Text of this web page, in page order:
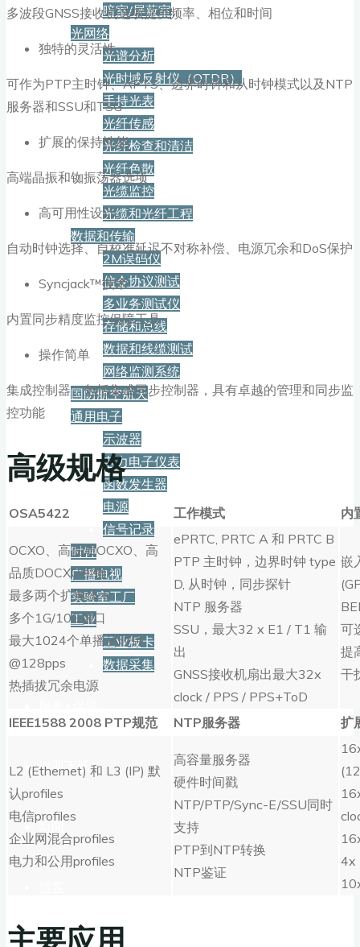
暗室/屏蔽室
光网络
光谱分析
光时域反射仪（OTDR）
手持光表
光纤传感
光纤检查和清洁
光纤色散
光缆监控
光缆和光纤工程
数据和传输
2M误码仪
信令协议测试
多业务测试仪
存储和总线
数据和线缆测试
网络监测系统
国防航空航天
通用电子
示波器
电力电子仪表
函数发生器
电源
信号记录
时钟
广播电视
实验室工厂
工业
工业板卡
数据采集
资源下载
多波段GNSS接收机选项提供频率、相位和时间
独特的灵活性
可作为PTP主时钟、APTS、边界时钟和从时钟模式以及NTP
服务器和SSU和TSG
扩展的保持性能
高端晶振和铷振荡器选项
高可用性设计
自动时钟选择、自校准延迟不对称补偿、电源冗余和DoS保护
Syncjack™技术
内置同步精度监控保障工具
操作简单
集成控制器，包括集成同步控制器，具有卓越的管理和同步监
控功能
高级规格
OSA5422 工作模式 内
OCXO、高品质OCXO、高
品质DOCXO和铷
最多两个扩展线卡
多个1G/10G端口
最大1024个单播从时钟
@128pps
热插拔冗余电源
ePRTC, PRTC A 和 PRTC B
PTP 主时钟，边界时钟 type
D, 从时钟，同步探针
NTP 服务器
SSU，最大32 x E1 / T1 输
出
GNSS接收机扇出最大32x
clock / PPS / PPS+ToD
嵌
可
提
干
IEEE1588 2008 PTP规范 NTP服务器 扩
L2 (Ethernet) 和 L3 (IP) 默
认profiles
电信profiles
企业网混合profiles
电力和公用profiles
高容量服务器
硬件时间戳
NTP/PTP/Sync-E/SSU同时
支持
PTP到NTP转换
NTP鉴证
4x
主要应用